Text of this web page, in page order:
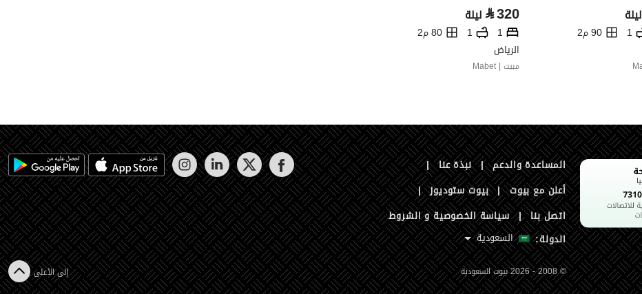
ليلة
1
90 م2
⃁320 ليلة
1
1
80 م2
الرياض
مبيت | Mabet
المساعدة والدعم | نبذة عنا |
أعلن مع بيوت | بيوت ستوديوز |
اتصل بنا | سياسة الخصوصية و الشروط
الدولة:
السعودية
© 2008 - 2026 بيوت السعودية إلى الأعلى